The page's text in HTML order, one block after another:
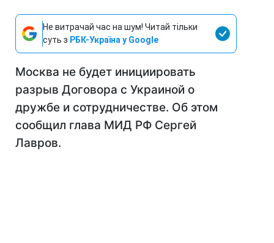
Не витрачай час на шум! Читай тільки
суть з РБК-Україна у Google
Москва не будет инициировать
разрыв Договора с Украиной о
дружбе и сотрудничестве. Об этом
сообщил глава МИД РФ Сергей
Лавров.